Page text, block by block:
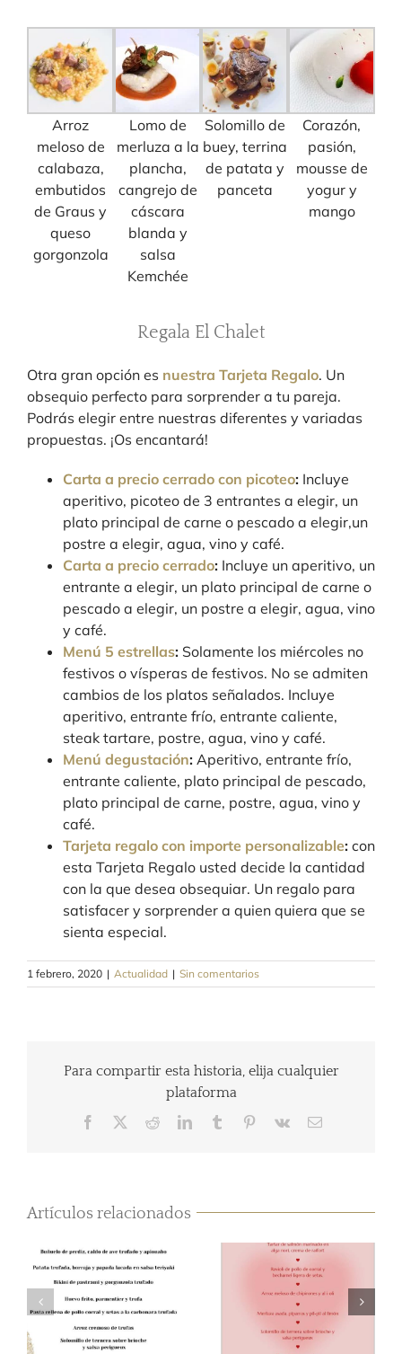
Arroz
meloso de
calabaza,
embutidos
de Graus y
queso
gorgonzola
Lomo de
merluza a la
plancha,
cangrejo de
cáscara
blanda y
salsa
Kemchée
Solomillo de
buey, terrina
de patata y
panceta
Corazón,
pasión,
mousse de
yogur y
mango
Regala El Chalet
Otra gran opción es nuestra Tarjeta Regalo. Un
obsequio perfecto para sorprender a tu pareja.
Podrás elegir entre nuestras diferentes y variadas
propuestas. ¡Os encantará!
Carta a precio cerrado con picoteo: Incluye
aperitivo, picoteo de 3 entrantes a elegir, un
plato principal de carne o pescado a elegir,un
postre a elegir, agua, vino y café.
Carta a precio cerrado: Incluye un aperitivo, un
entrante a elegir, un plato principal de carne o
pescado a elegir, un postre a elegir, agua, vino
y café.
Menú 5 estrellas: Solamente los miércoles no
festivos o vísperas de festivos. No se admiten
cambios de los platos señalados. Incluye
aperitivo, entrante frío, entrante caliente,
steak tartare, postre, agua, vino y café.
Menú degustación: Aperitivo, entrante frío,
entrante caliente, plato principal de pescado,
plato principal de carne, postre, agua, vino y
café.
Tarjeta regalo con importe personalizable: con
esta Tarjeta Regalo usted decide la cantidad
con la que desea obsequiar. Un regalo para
satisfacer y sorprender a quien quiera que se
sienta especial.
1 febrero, 2020 | Actualidad | Sin comentarios
Para compartir esta historia, elija cualquier
plataforma
Facebook
TwitterRedditLinkedInTumblr Pinterest
Vk
Correo
Artículos relacionados
Menú degustación
de Trufa
Menú San
Valentin en
elChalet